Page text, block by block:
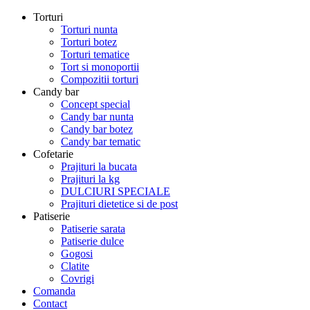
Torturi
Torturi nunta
Torturi botez
Torturi tematice
Tort si monoportii
Compozitii torturi
Candy bar
Concept special
Candy bar nunta
Candy bar botez
Candy bar tematic
Cofetarie
Prajituri la bucata
Prajituri la kg
DULCIURI SPECIALE
Prajituri dietetice si de post
Patiserie
Patiserie sarata
Patiserie dulce
Gogosi
Clatite
Covrigi
Comanda
Contact